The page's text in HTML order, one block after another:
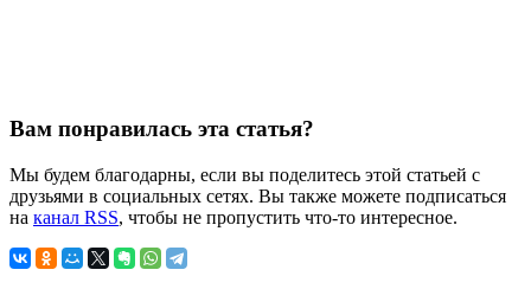
Вам понравилась эта статья?
Мы будем благодарны, если вы поделитесь этой статьей с
друзьями в социальных сетях. Вы также можете подписаться
на канал RSS, чтобы не пропустить что-то интересное.